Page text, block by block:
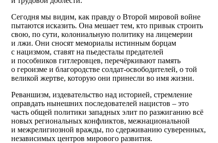
Сегодня мы видим, как правду о Второй мировой войне
пытаются исказить. Она мешает тем, кто привык строить
свою, по сути, колониальную политику на лицемерии
и лжи. Они сносят мемориалы истинным борцам
с нацизмом, ставят на пьедесталы предателей
и пособников гитлеровцев, перечёркивают память
о героизме и благородстве солдат-освободителей, о той
великой жертве, которую они принесли во имя жизни.
Реваншизм, издевательство над историей, стремление
оправдать нынешних последователей нацистов – это
часть общей политики западных элит по разжиганию всё
новых региональных конфликтов, межнациональной
и межрелигиозной вражды, по сдерживанию суверенных,
независимых центров мирового развития.